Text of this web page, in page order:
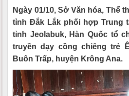
Ngày 01/10, Sở Văn hóa, Thể
tỉnh Đắk Lắk phối hợp Trung
tỉnh Jeolabuk, Hàn Quốc tổ
truyền dạy cồng chiêng trẻ
Buôn Trấp, huyện Krông Ana.